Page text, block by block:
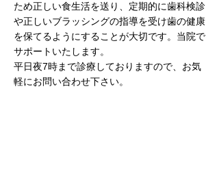
ため正しい食生活を送り、定期的に歯科検診
や正しいブラッシングの指導を受け歯の健康
を保てるようにすることが大切です。当院で
サポートいたします。
平日夜7時まで診療しておりますので、お気
軽にお問い合わせ下さい。